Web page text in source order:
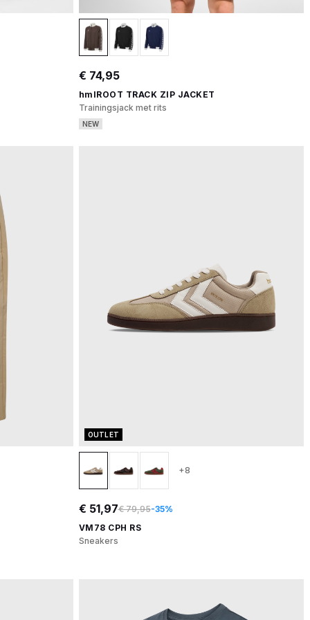
€ 74,95
hmlROOT TRACK ZIP JACKET
Trainingsjack met rits
NEW
OUTLET
+8
€ 51,97€ 79,95-35%
VM78 CPH RS
Sneakers